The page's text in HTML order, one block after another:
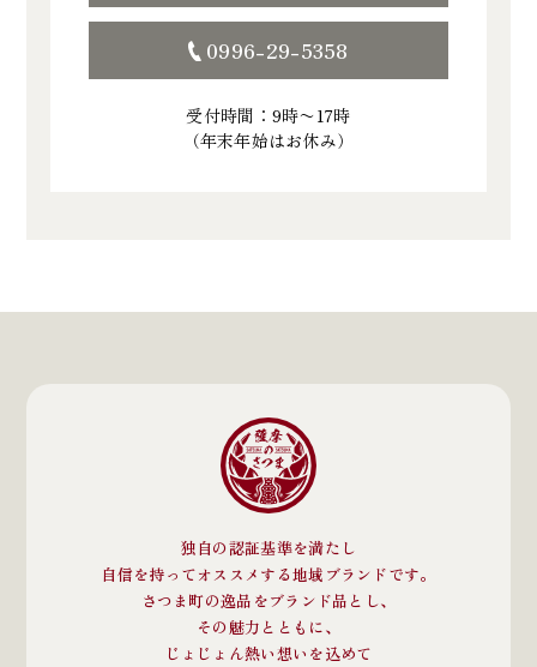
0996-29-5358
受付時間：9時〜17時
（年末年始はお休み）
独自の認証基準を満たし
自信を持ってオススメする地域ブランドです。
さつま町の逸品をブランド品とし、
その魅力とともに、
じょじょん熱い想いを込めて